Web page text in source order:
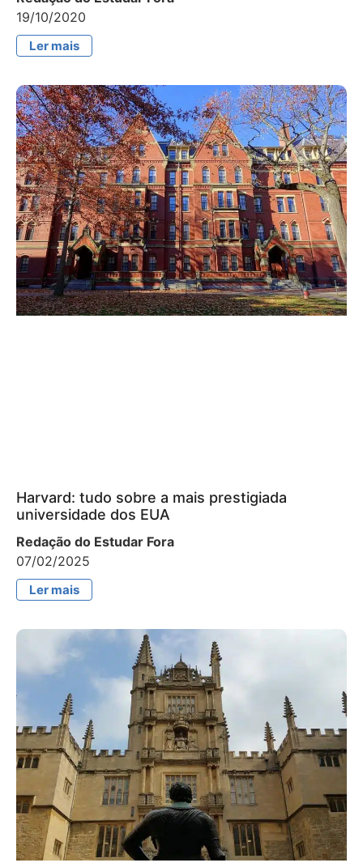
19/10/2020
Ler mais
Harvard: tudo sobre a mais prestigiada
universidade dos EUA
Redação do Estudar Fora
07/02/2025
Ler mais